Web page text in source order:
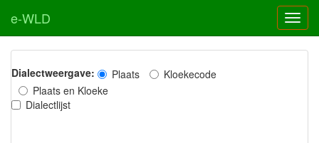
e-WLD
Dialectweergave: Plaats
Kloekecode
Plaats en Kloeke
Dialectlijst